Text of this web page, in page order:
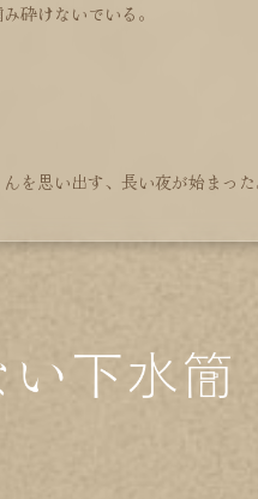
砕けないでいる。
を思い出す、長い夜が始まった